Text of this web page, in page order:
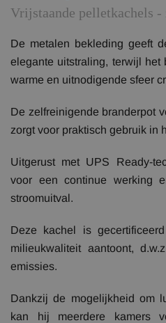
Vrijstaande pelletkachels -
De metalen bekleding geeft
elegante uitstraling, terwijl
warme en uitnodigende sfeer
De zelfreinigende branderpot
zorgt voor praktisch gebruik in
Uitgerust met UPS Ready-
voor een continue werking
stroomuitval.
Deze kachel is
milieukwaliteit aantoont,
emissies.
Dankzij de mogelijkheid om
kan hij meerdere kamers